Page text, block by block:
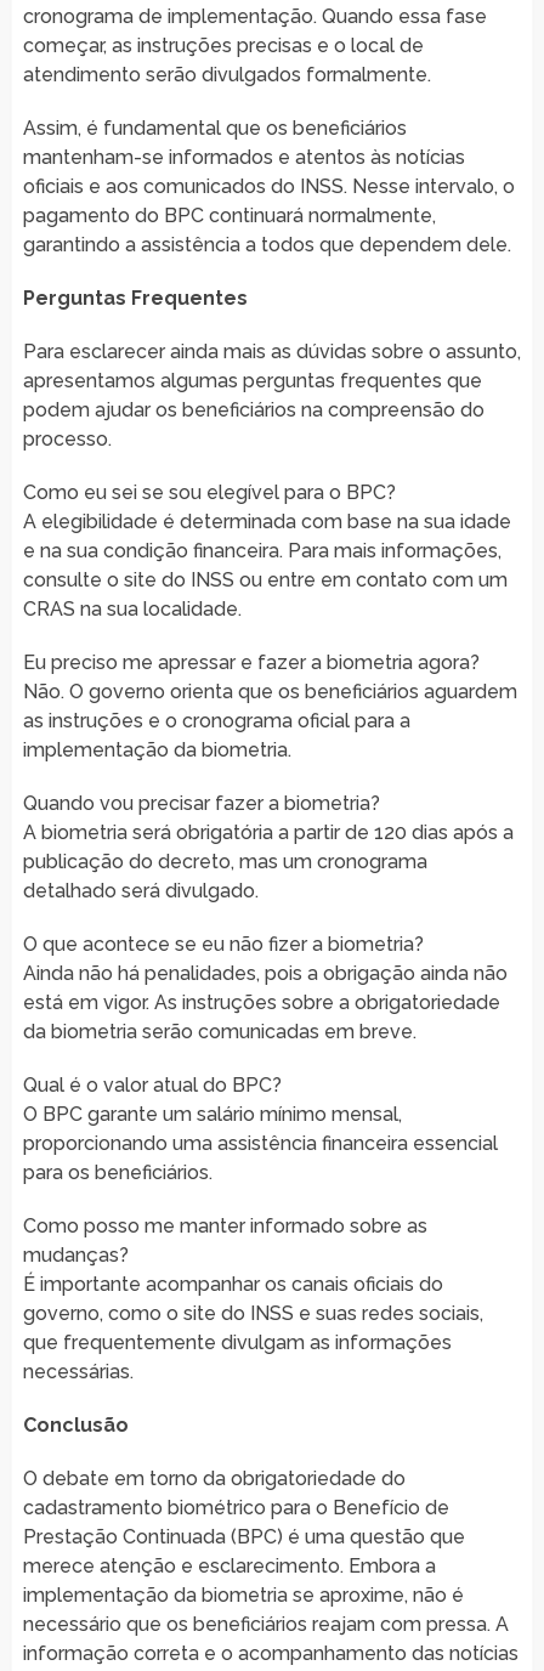
cronograma de implementação. Quando essa fase
começar, as instruções precisas e o local de
atendimento serão divulgados formalmente.
Assim, é fundamental que os beneficiários
mantenham-se informados e atentos às notícias
oficiais e aos comunicados do INSS. Nesse intervalo, o
pagamento do BPC continuará normalmente,
garantindo a assistência a todos que dependem dele.
Perguntas Frequentes
Para esclarecer ainda mais as dúvidas sobre o assunto,
apresentamos algumas perguntas frequentes que
podem ajudar os beneficiários na compreensão do
processo.
Como eu sei se sou elegível para o BPC?
A elegibilidade é determinada com base na sua idade
e na sua condição financeira. Para mais informações,
consulte o site do INSS ou entre em contato com um
CRAS na sua localidade.
Eu preciso me apressar e fazer a biometria agora?
Não. O governo orienta que os beneficiários aguardem
as instruções e o cronograma oficial para a
implementação da biometria.
Quando vou precisar fazer a biometria?
A biometria será obrigatória a partir de 120 dias após a
publicação do decreto, mas um cronograma
detalhado será divulgado.
O que acontece se eu não fizer a biometria?
Ainda não há penalidades, pois a obrigação ainda não
está em vigor. As instruções sobre a obrigatoriedade
da biometria serão comunicadas em breve.
Qual é o valor atual do BPC?
O BPC garante um salário mínimo mensal,
proporcionando uma assistência financeira essencial
para os beneficiários.
Como posso me manter informado sobre as
mudanças?
É importante acompanhar os canais oficiais do
governo, como o site do INSS e suas redes sociais,
que frequentemente divulgam as informações
necessárias.
Conclusão
O debate em torno da obrigatoriedade do
cadastramento biométrico para o Benefício de
Prestação Continuada (BPC) é uma questão que
merece atenção e esclarecimento. Embora a
implementação da biometria se aproxime, não é
necessário que os beneficiários reajam com pressa. A
informação correta e o acompanhamento das notícias